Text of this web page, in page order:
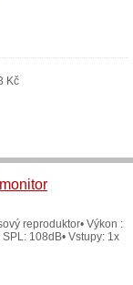
Kč
reproduktor• Výkon :
108dB• Vstupy: 1x